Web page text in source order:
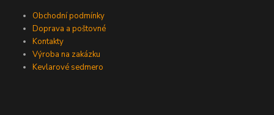
Obchodní podmínky
Doprava a poštovné
Kontakty
Výroba na zakázku
Kevlarové sedmero